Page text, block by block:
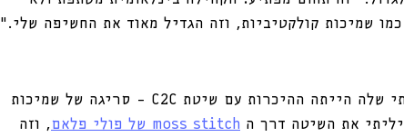
שמיכות קולקטיביות, וזה הגדיל מאוד את החשיפה שלי.”
בין התחנות המשמעותיות במסע היצירתי שלה הייתה ההיכרות עם שיטת C2C – סריגה של שמיכות
moss stitch של פולי פלאם
, וזה